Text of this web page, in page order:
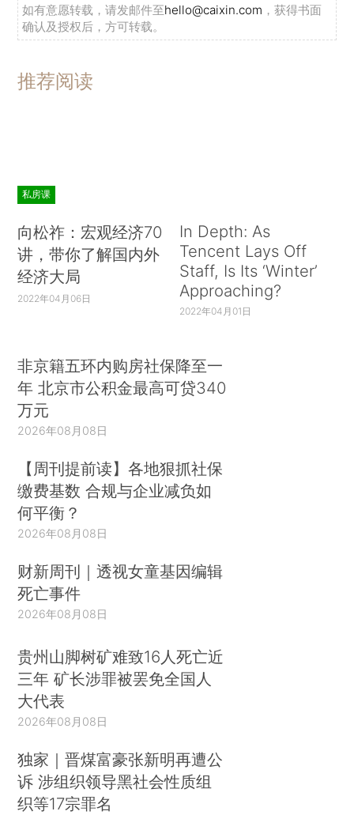
如有意愿转载，请发邮件至hello@caixin.com ，获得书面
确认及授权后，方可转载。
推荐阅读
私房课
向松祚：宏观经济70
讲，带你了解国内外
经济大局
2022年04月06日
In Depth: As
Tencent Lays Off
Staff, Is Its ‘Winter’
Approaching?
2022年04月01日
非京籍五环内购房社保降至一
年 北京市公积金最高可贷340
万元
2026年08月08日
【周刊提前读】各地狠抓社保
缴费基数 合规与企业减负如
何平衡？
2026年08月08日
财新周刊｜透视女童基因编辑
死亡事件
2026年08月08日
贵州山脚树矿难致16人死亡近
三年 矿长涉罪被罢免全国人
大代表
2026年08月08日
独家｜晋煤富豪张新明再遭公
诉 涉组织领导黑社会性质组
织等17宗罪名